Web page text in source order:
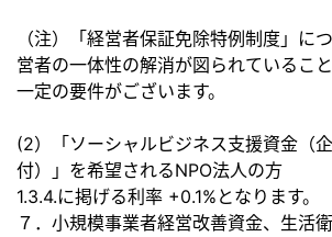
（注）「経営者保証免除特例制度」に
営者の一体性の解消が図られていること
一定の要件がございます。
(2）「ソーシャルビジネス支援資金（
付）」を希望されるNPO法人の方
1.3.4.に掲げる利率 +0.1%となります。
７．小規模事業者経営改善資金、生活